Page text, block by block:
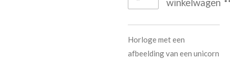
winkelwagen
Horloge met een
afbeelding van een unicorn